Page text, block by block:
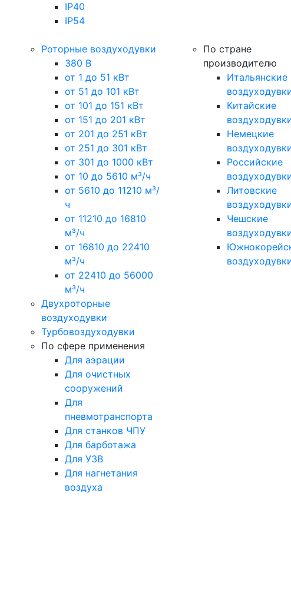
IP40
IP54
Роторные воздуходувки
380 В
от 1 до 51 кВт
от 51 до 101 кВт
от 101 до 151 кВт
от 151 до 201 кВт
от 201 до 251 кВт
от 251 до 301 кВт
от 301 до 1000 кВт
от 10 до 5610 м³/ч
от 5610 до 11210 м³/
ч
от 11210 до 16810
м³/ч
от 16810 до 22410
м³/ч
от 22410 до 56000
м³/ч
Двухроторные
воздуходувки
Турбовоздуходувки
По сфере применения
Для аэрации
Для очистных
сооружений
Для
пневмотранспорта
Для станков ЧПУ
Для барботажа
Для УЗВ
Для нагнетания
воздуха
По стране
производителю
Итальянские
Китайские
Немецкие
Российские
Литовские
Чешские